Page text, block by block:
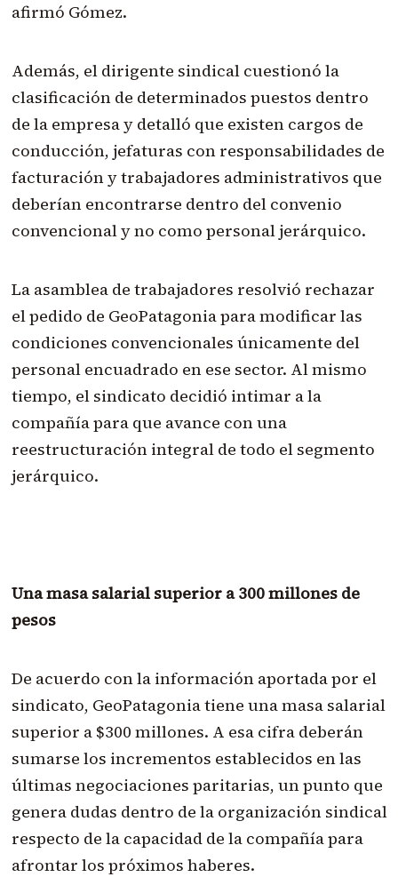
afirmó Gómez.
Además, el dirigente sindical cuestionó la
clasificación de determinados puestos dentro
de la empresa y detalló que existen cargos de
conducción, jefaturas con responsabilidades de
facturación y trabajadores administrativos que
deberían encontrarse dentro del convenio
convencional y no como personal jerárquico.
La asamblea de trabajadores resolvió rechazar
el pedido de GeoPatagonia para modificar las
condiciones convencionales únicamente del
personal encuadrado en ese sector. Al mismo
tiempo, el sindicato decidió intimar a la
compañía para que avance con una
reestructuración integral de todo el segmento
jerárquico.
Una masa salarial superior a 300 millones de
pesos
De acuerdo con la información aportada por el
sindicato, GeoPatagonia tiene una masa salarial
superior a $300 millones. A esa cifra deberán
sumarse los incrementos establecidos en las
últimas negociaciones paritarias, un punto que
genera dudas dentro de la organización sindical
respecto de la capacidad de la compañía para
afrontar los próximos haberes.